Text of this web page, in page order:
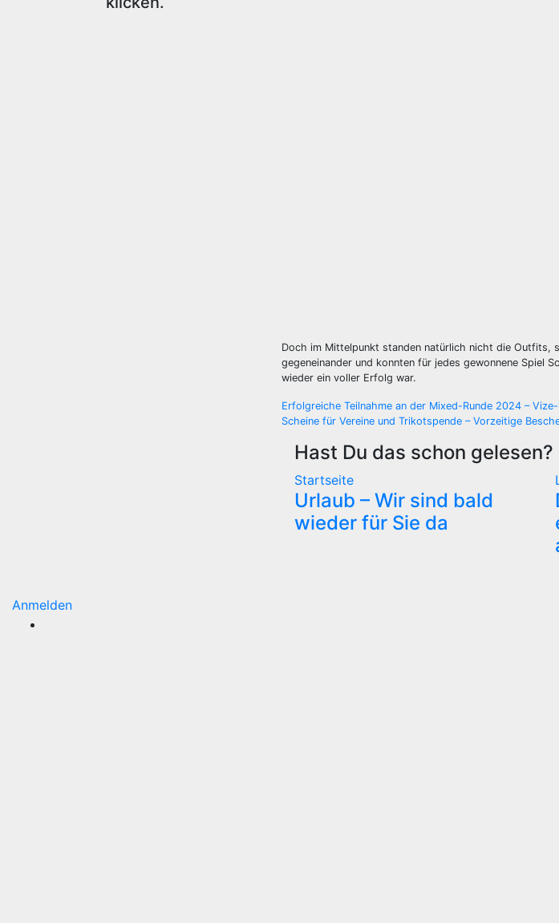
Doch im Mittelpunkt standen natürlich nicht die Outfits,
gegeneinander und konnten für jedes gewonnene Spiel
wieder ein voller Erfolg war.
Beitragsnavigation
Erfolgreiche Teilnahme an der Mixed-Runde 2024 –
Scheine für Vereine und Trikotspende – Vorzeitige
Hast Du das schon gelesen?
Startseite
Urlaub – Wir sind bald
wieder für Sie da
Anmelden